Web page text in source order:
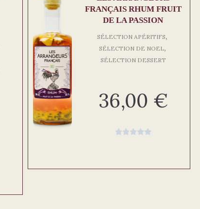
FRANÇAIS RHUM FRUIT
DE LA PASSION
SÉLECTION APÉRITIFS,
SÉLECTION DE NOEL,
SÉLECTION DESSERT
36,00 €
